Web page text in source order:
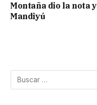
Montaña dio la nota
Mandiyú